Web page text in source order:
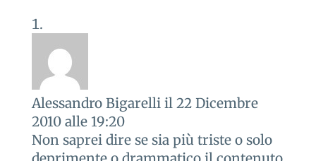
Alessandro Bigarelli il 22 Dicembre
2010 alle 19:20
Non saprei dire se sia più triste o solo